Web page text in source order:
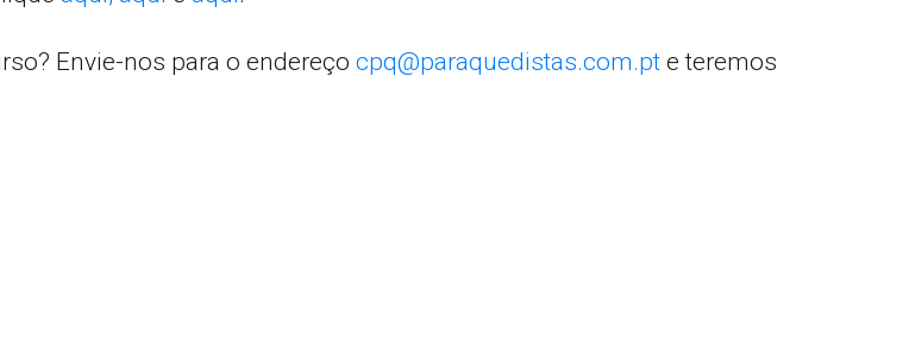
Envie-nos para o endereço cpq@paraquedistas.com.pt e teremos